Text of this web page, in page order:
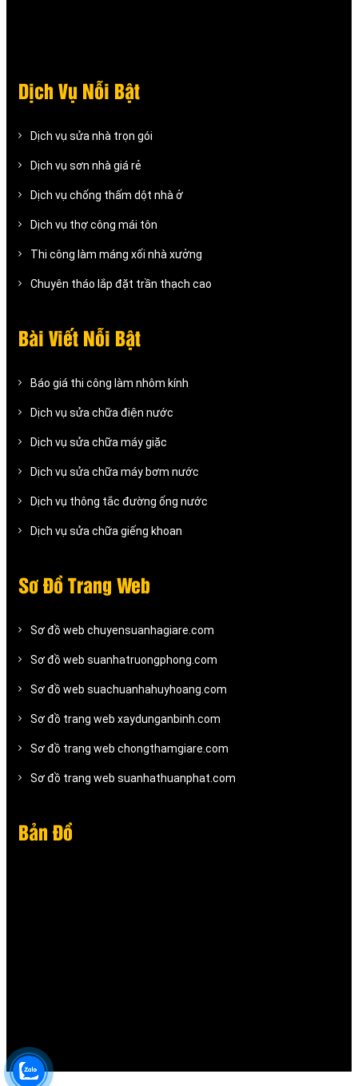
Dịch Vụ Nỗi Bật
Dịch vụ sửa nhà trọn gói
Dịch vụ sơn nhà giá rẻ
Dịch vụ chống thấm dột nhà ở
Dịch vụ thợ công mái tôn
Thi công làm máng xối nhà xưởng
Chuyên tháo lắp đặt trần thạch cao
Bài Viết Nỗi Bật
Báo giá thi công làm nhôm kính
Dịch vụ sửa chữa điện nước
Dịch vụ sửa chữa máy giặc
Dịch vụ sửa chữa máy bơm nước
Dịch vụ thông tắc đường ống nước
Dịch vụ sửa chữa giếng khoan
Sơ Đồ Trang Web
Sơ đồ web chuyensuanhagiare.com
Sơ đồ web suanhatruongphong.com
Sơ đồ web suachuanhahuyhoang.com
Sơ đồ trang web xaydunganbinh.com
Sơ đồ trang web chongthamgiare.com
Sơ đồ trang web suanhathuanphat.com
Bản Đồ